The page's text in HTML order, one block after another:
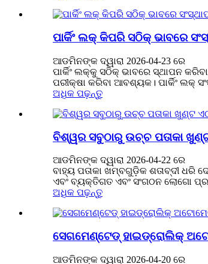
ପାର୍କିଂ ଲକ୍ କିପରି ସଠିକ୍ ଭାବରେ
ଆଡମିନଙ୍କ ଦ୍ୱାରା 2026-04-23 ରେ
ପାର୍କିଂ ଲକ୍‌କୁ ସଠିକ୍ ଭାବରେ ସ୍ଥାପନ
ପରୀକ୍ଷା କରିବା ଆବଶ୍ୟକ। ପାର୍କିଂ ଲକ୍
ଅଧିକ ପଢ଼ନ୍ତୁ
ବିଶ୍ୱର ସବୁଠାରୁ ଉଚ୍ଚ ପତାକା
ଆଡମିନଙ୍କ ଦ୍ୱାରା 2026-04-22 ରେ
ବାହ୍ୟ ପତାକା ଖମ୍ବଗୁଡ଼ିକ ଶତାବ୍ଦୀ ଧରି
ଏବଂ ବ୍ୟକ୍ତିଗତ ଏବଂ ସଂଗଠନ ଲୋଗୋ
ଅଧିକ ପଢ଼ନ୍ତୁ
ସେଗମେଣ୍ଟେଡ୍ ହାଇଡ୍ରୋଲିକ୍
ଆଡମିନଙ୍କ ଦ୍ୱାରା 2026-04-20 ରେ